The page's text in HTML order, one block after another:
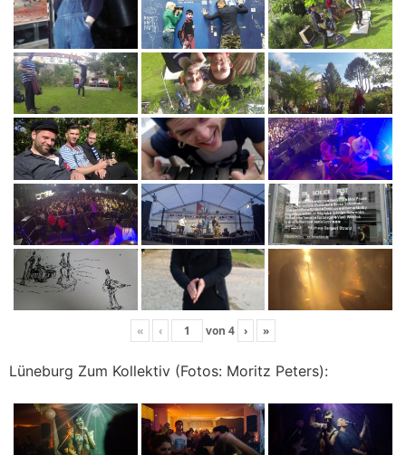
« ‹ von 4 › »
Lüneburg Zum Kollektiv (Fotos: Moritz Peters):